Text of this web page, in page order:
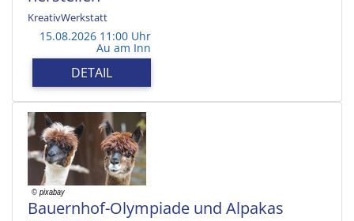
KreativWerkstatt
15.08.2026 11:00 Uhr
Au am Inn
DETAIL
Bauernhof-Olympiade und Alpakas